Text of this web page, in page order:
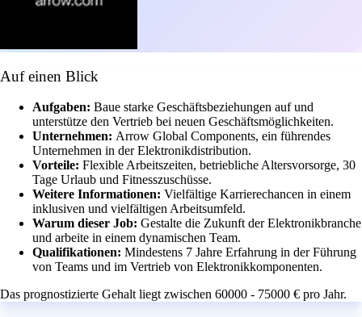
Auf einen Blick
Aufgaben: Baue starke Geschäftsbeziehungen auf und
unterstütze den Vertrieb bei neuen Geschäftsmöglichkeiten.
Unternehmen: Arrow Global Components, ein führendes
Unternehmen in der Elektronikdistribution.
Vorteile: Flexible Arbeitszeiten, betriebliche Altersvorsorge, 30
Tage Urlaub und Fitnesszuschüsse.
Weitere Informationen: Vielfältige Karrierechancen in einem
inklusiven und vielfältigen Arbeitsumfeld.
Warum dieser Job: Gestalte die Zukunft der Elektronikbranche
und arbeite in einem dynamischen Team.
Qualifikationen: Mindestens 7 Jahre Erfahrung in der Führung
von Teams und im Vertrieb von Elektronikkomponenten.
Das prognostizierte Gehalt liegt zwischen 60000 - 75000 € pro Jahr.